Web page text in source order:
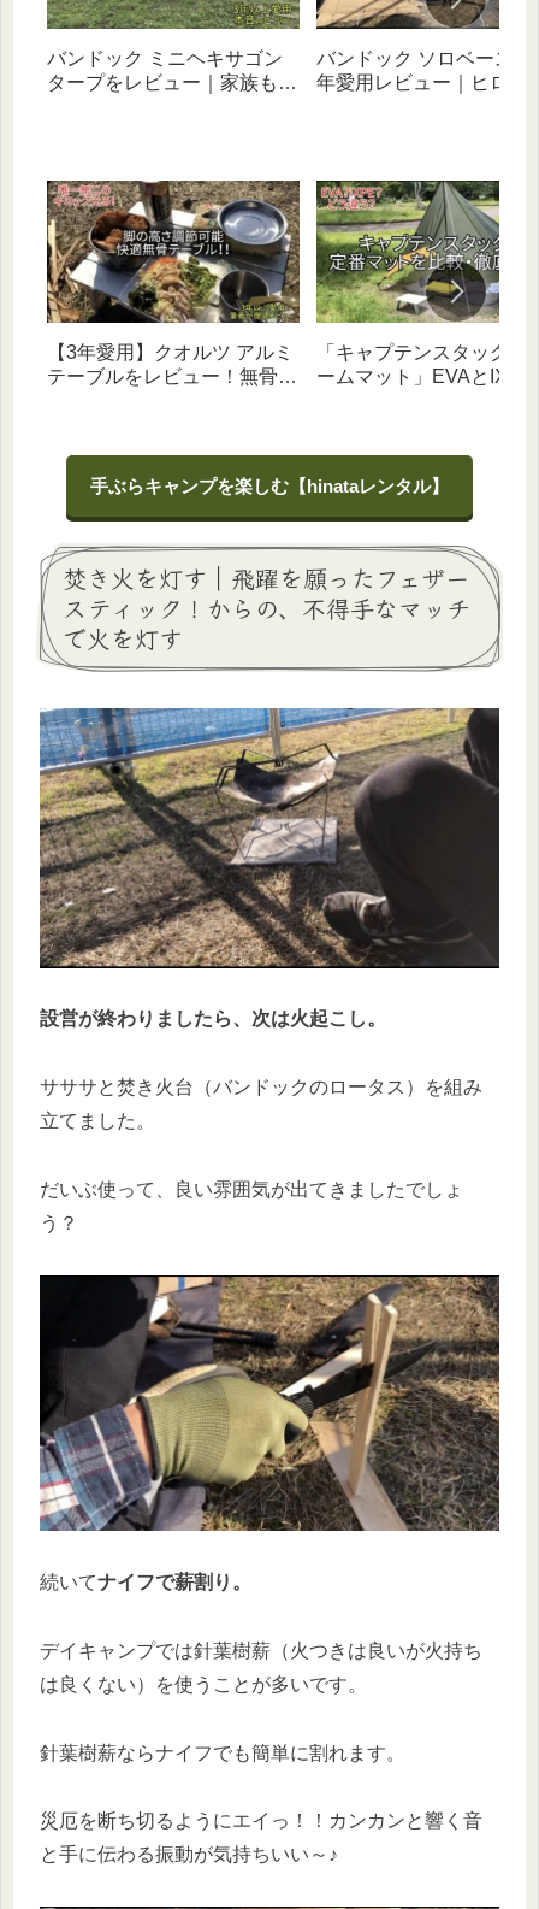
バンドック ミニヘキサゴン
タープをレビュー｜家族もソ
バンドック ソロベース
年愛用レビュー｜ヒロシ
【3年愛用】クオルツ アルミ
テーブルをレビュー！無骨な
「キャプテンスタッグ フ
ームマット」EVAとIXPE
手ぶらキャンプを楽しむ【hinataレンタル】
焚き火を灯す｜飛躍を願ったフェザー
スティック！からの、不得手なマッチ
で火を灯す
設営が終わりましたら、次は火起こし。
サササと焚き火台（バンドックのロータス）を組み
立てました。
だいぶ使って、良い雰囲気が出てきましたでしょ
う？
続いてナイフで薪割り。
デイキャンプでは針葉樹薪（火つきは良いが火持ち
は良くない）を使うことが多いです。
針葉樹薪ならナイフでも簡単に割れます。
災厄を断ち切るようにエイっ！！カンカンと響く音
と手に伝わる振動が気持ちいい～♪